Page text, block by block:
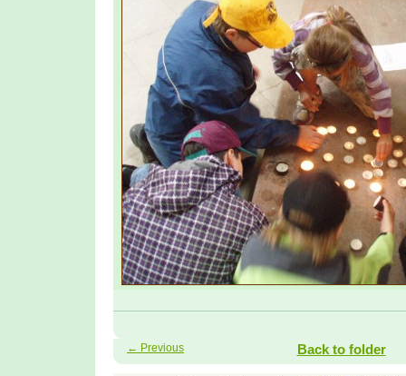
← Previous Back to folder